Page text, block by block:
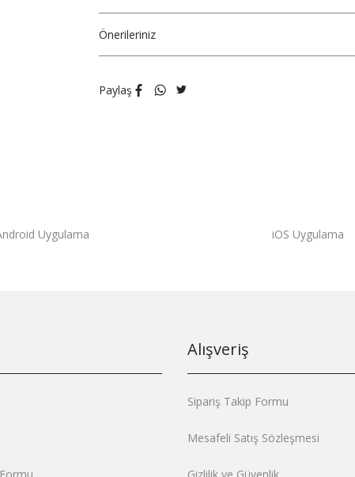
Önerileriniz
Paylaş
Uygulama iOS Uygulama
Alışveriş
Sipariş Takip Formu
Mesafeli Satış Sözleşmesi